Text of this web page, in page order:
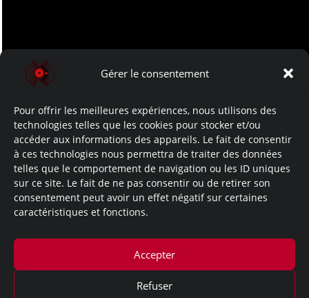
Gérer le consentement
Pour offrir les meilleures expériences, nous utilisons des
technologies telles que les cookies pour stocker et/ou
accéder aux informations des appareils. Le fait de consentir
à ces technologies nous permettra de traiter des données
telles que le comportement de navigation ou les ID uniques
sur ce site. Le fait de ne pas consentir ou de retirer son
consentement peut avoir un effet négatif sur certaines
caractéristiques et fonctions.
Accepter
Refuser